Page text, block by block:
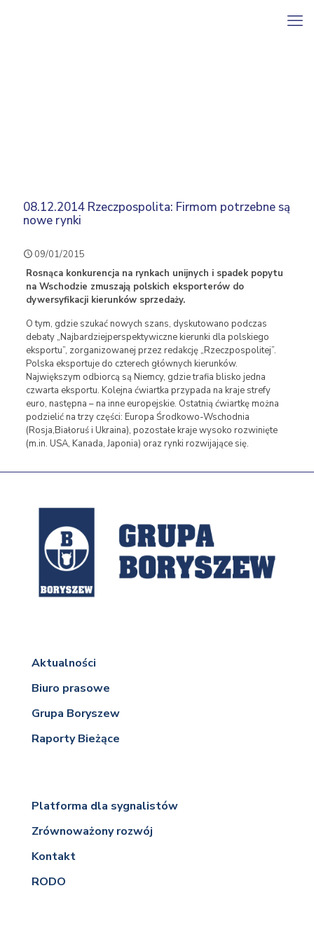
08.12.2014 Rzeczpospolita: Firmom potrzebne są
nowe rynki
09/01/2015
Rosnąca konkurencja na rynkach unijnych i spadek popytu
na Wschodzie zmuszają polskich eksporterów do
dywersyfikacji kierunków sprzedaży.
O tym, gdzie szukać nowych szans, dyskutowano podczas
debaty „Najbardziejperspektywiczne kierunki dla polskiego
eksportu”, zorganizowanej przez redakcję „Rzeczpospolitej”.
Polska eksportuje do czterech głównych kierunków.
Największym odbiorcą są Niemcy, gdzie trafia blisko jedna
czwarta eksportu. Kolejna ćwiartka przypada na kraje strefy
euro, następna – na inne europejskie. Ostatnią ćwiartkę można
podzielić na trzy części: Europa Środkowo-Wschodnia
(Rosja,Białoruś i Ukraina), pozostałe kraje wysoko rozwinięte
(m.in. USA, Kanada, Japonia) oraz rynki rozwijające się.
Aktualności
Biuro prasowe
Grupa Boryszew
Raporty Bieżące
Platforma dla sygnalistów
Zrównoważony rozwój
Kontakt
RODO